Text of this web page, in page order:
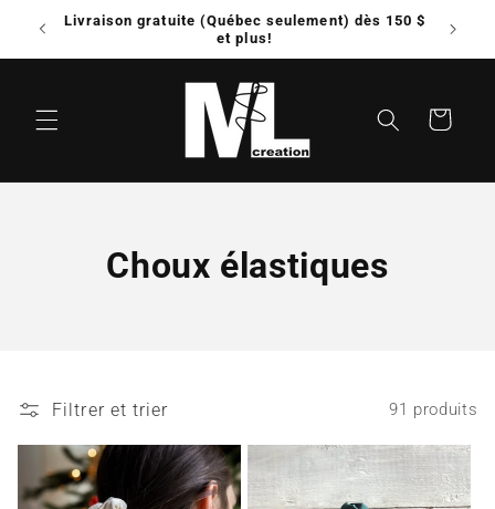
passer
contenu
Livraison gratuite (Québec seulement) dès 150 $
et plus!
Panier
C
l
e
c
Choux élastiques
Filtrer et trier 91 produits